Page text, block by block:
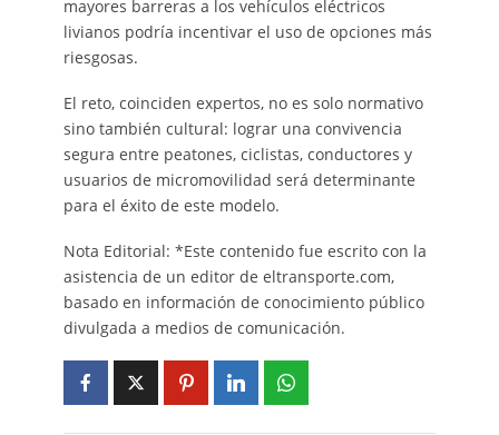
mayores barreras a los vehículos eléctricos
livianos podría incentivar el uso de opciones más
riesgosas.
El reto, coinciden expertos, no es solo normativo
sino también cultural: lograr una convivencia
segura entre peatones, ciclistas, conductores y
usuarios de micromovilidad será determinante
para el éxito de este modelo.
Nota Editorial: *Este contenido fue escrito con la
asistencia de un editor de eltransporte.com,
basado en información de conocimiento público
divulgada a medios de comunicación.